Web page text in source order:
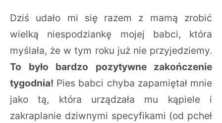
Dziś udało mi się razem z mamą zrobić
wielką niespodziankę mojej babci, która
myślała, że w tym roku już nie przyjedziemy.
To było bardzo pozytywne zakończenie
tygodnia! Pies babci chyba zapamiętał mnie
jako tą, która urządzała mu kąpiele i
zakraplanie dziwnymi specyfikami (od pcheł